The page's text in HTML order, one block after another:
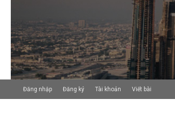
Đăng nhập Đăng ký Tài khoản Viết bài